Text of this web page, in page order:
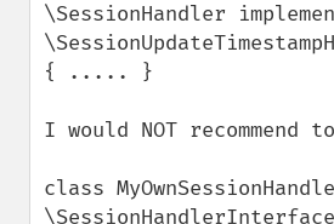
\SessionHandler
{ ..... }
I would NOT recommend
class